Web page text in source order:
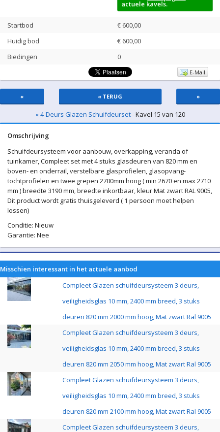
actuele kavels.
Startbod
€ 600,00
Huidig bod
€ 600,00
Biedingen
0
E-Mail
« « TERUG »
« 4-Deurs Glazen Schuifdeurset- Kavel 15 van 120
Omschrijving
Schuifdeursysteem voor aanbouw, overkapping, veranda of
tuinkamer, Compleet set met 4 stuks glasdeuren van 820 mm en
boven- en onderrail, verstelbare glasprofielen, glasopvang-
tochtprofielen en twee grepen 2700mm hoog ( min 2670 en max 2710
mm ) breedte 3190 mm, breedte inkortbaar, kleur Mat zwart RAL 9005,
Dit product wordt gratis thuisgeleverd ( 1 persoon moet helpen
lossen)
Conditie: Nieuw
Garantie: Nee
Misschien interessant in het actuele aanbod
Compleet Glazen schuifdeursysteem 3 deurs,
veiligheidsglas 10 mm, 2400 mm breed, 3 stuks
deuren 820 mm 2000 mm hoog, Mat zwart Ral 9005
Compleet Glazen schuifdeursysteem 3 deurs,
veiligheidsglas 10 mm, 2400 mm breed, 3 stuks
deuren 820 mm 2050 mm hoog, Mat zwart Ral 9005
Compleet Glazen schuifdeursysteem 3 deurs,
veiligheidsglas 10 mm, 2400 mm breed, 3 stuks
deuren 820 mm 2100 mm hoog, Mat zwart Ral 9005
Compleet Glazen schuifdeursysteem 3 deurs,